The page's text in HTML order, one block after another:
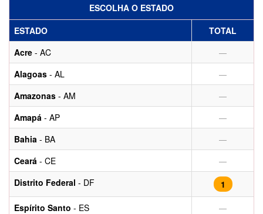
ESCOLHA O ESTADO
ESTADO
TOTAL
Acre - AC —
Alagoas - AL —
Amazonas - AM —
Amapá - AP —
Bahia - BA —
Ceará - CE —
Distrito Federal - DF
1
Espírito Santo - ES —